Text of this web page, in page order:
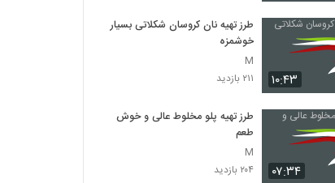
۱۰:۴۳
طرز تهیه نان کروسان شکلاتی بسیار
خوشمزه
M
۲۱۱ بازدید
۰۷:۳۴
طرز تهیه پلو مخلوط عالی و خوش
طعم
M
۲۰۴ بازدید